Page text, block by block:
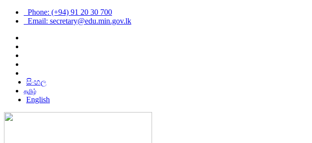
Phone: (+94) 91 20 30 700
Email: secretary@edu.min.gov.lk
සිංහල
தமிழ்
English